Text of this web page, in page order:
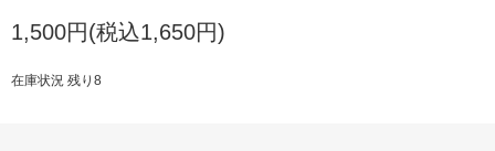
1,500円(税込1,650円)
在庫状況 残り8